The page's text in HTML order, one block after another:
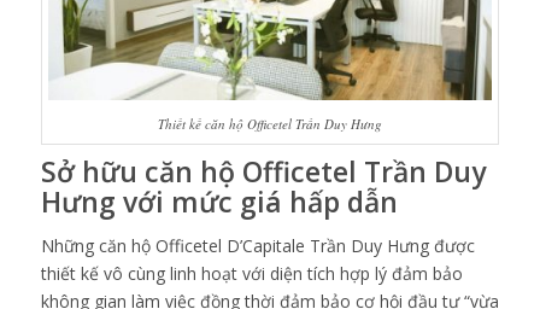
Thiết kế căn hộ Officetel Trần Duy Hưng
Sở hữu căn hộ Officetel Trần Duy
Hưng với mức giá hấp dẫn
Những căn hộ Officetel D’Capitale Trần Duy Hưng được
thiết kế vô cùng linh hoạt với diện tích hợp lý đảm bảo
không gian làm việc đồng thời đảm bảo cơ hội đầu tư “vừa